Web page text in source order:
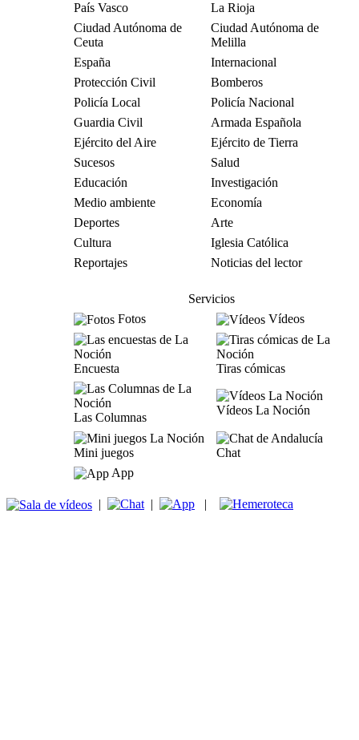
País Vasco
La Rioja
Ciudad Autónoma de
Ceuta
Ciudad Autónoma de
Melilla
España
Internacional
Protección Civil
Bomberos
Policía Local
Policía Nacional
Guardia Civil
Armada Española
Ejército del Aire
Ejército de Tierra
Sucesos
Salud
Educación
Investigación
Medio ambiente
Economía
Deportes
Arte
Cultura
Iglesia Católica
Reportajes
Noticias del lector
Servicios
Fotos
Vídeos
Encuesta Tiras cómicas
Las Columnas
Vídeos La Noción
Mini juegos
Chat
App
| | |